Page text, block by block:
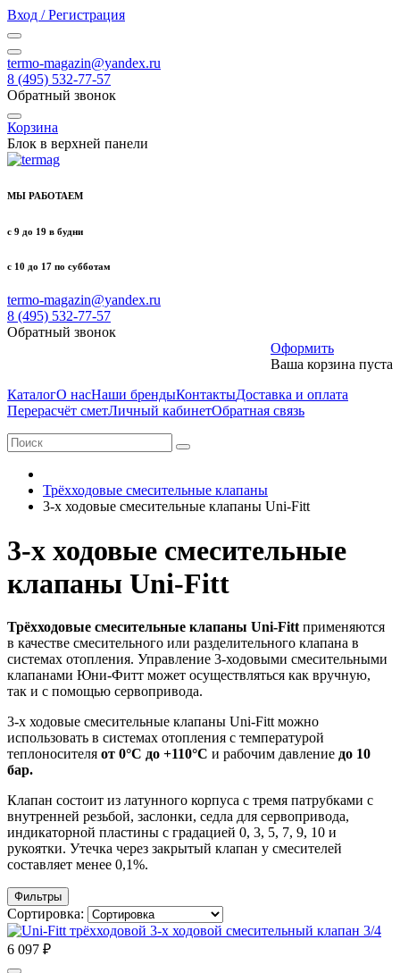
Вход / Регистрация
termo-magazin@yandex.ru
8 (495) 532-77-57
Обратный звонок
Корзина
Блок в верхней панели
МЫ РАБОТАЕМ
с 9 до 19 в будни
с 10 до 17 по субботам
termo-magazin@yandex.ru
8 (495) 532-77-57
Обратный звонок
Оформить
Ваша корзина пуста
КаталогО насНаши брендыКонтактыДоставка и оплата
Перерасчёт сметЛичный кабинетОбратная связь
Трёхходовые смесительные клапаны
3-х ходовые смесительные клапаны Uni-Fitt
3-х ходовые смесительные
клапаны Uni-Fitt
Трёхходовые смесительные клапаны Uni-Fitt применяются
в качестве смесительного или разделительного клапана в
системах отопления. Управление 3-ходовыми смесительными
клапанами Юни-Фитт может осуществляться как вручную,
так и с помощью сервопривода.
3-х ходовые смесительные клапаны Uni-Fitt можно
использовать в системах отопления с температурой
теплоносителя от 0°С до +110°С и рабочим давление до 10
бар.
Клапан состоит из латунного корпуса с тремя патрубками с
внутренней резьбой, заслонки, седла для сервопривода,
индикаторной пластины с градацией 0, 3, 5, 7, 9, 10 и
рукоятки. Утечка через закрытый клапан у смесителей
составляет менее 0,1%.
Фильтры
Сортировка:
6 097 ₽